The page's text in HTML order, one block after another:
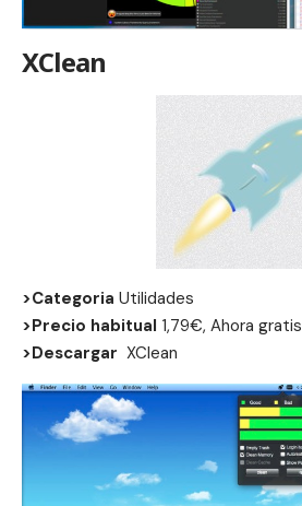
XClean
>Categoria Utilidades
>Precio habitual 1,79€, Ahora gratis
>Descargar XClean